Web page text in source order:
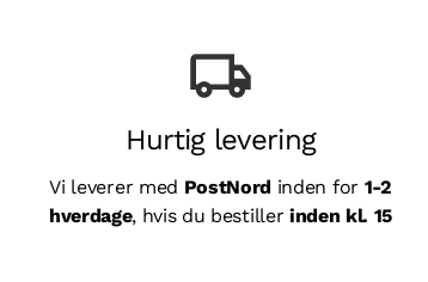
Hurtig levering
Vi leverer med PostNord inden for 1-2
hverdage, hvis du bestiller inden kl. 15